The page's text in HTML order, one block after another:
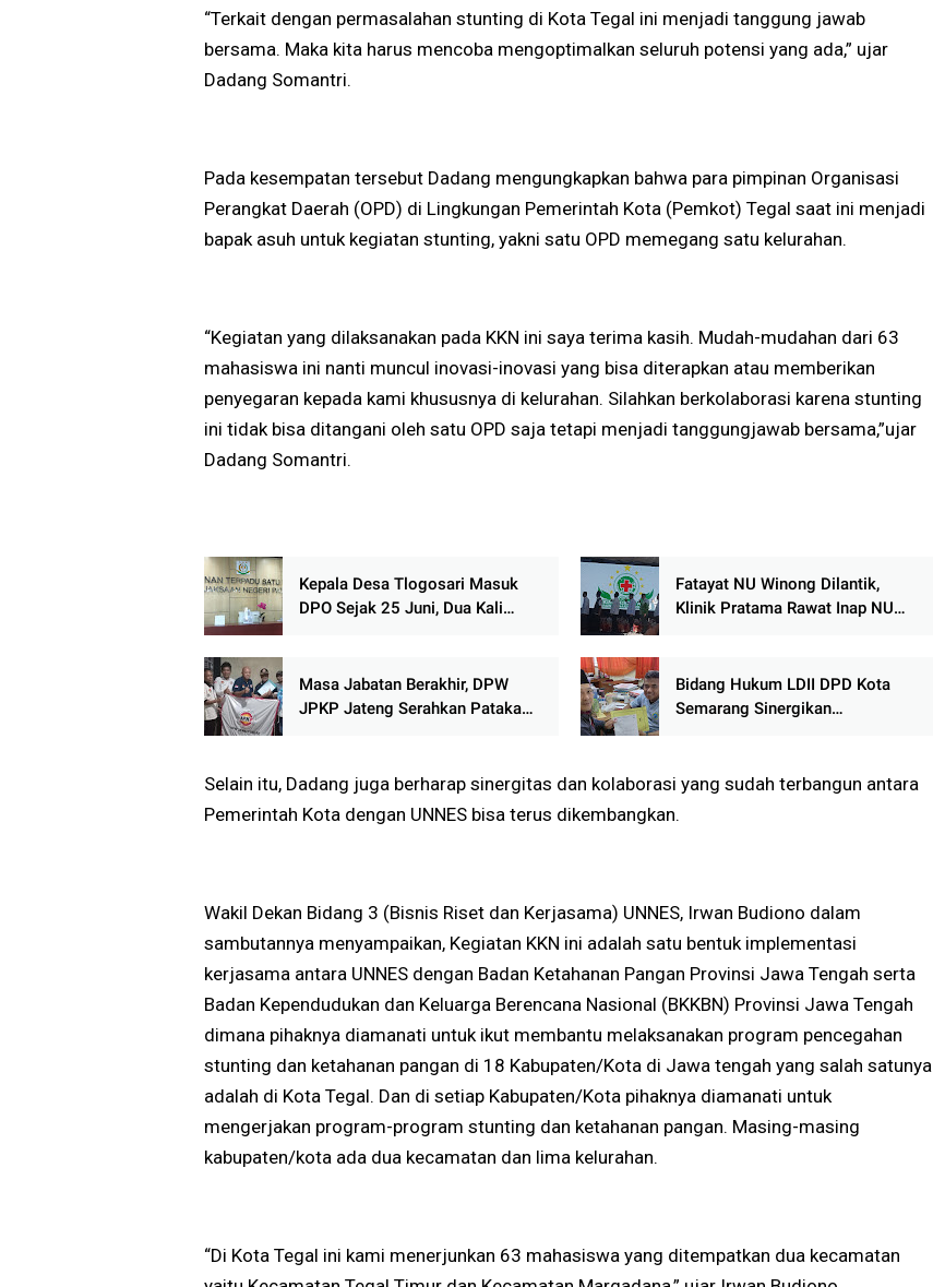
“Terkait dengan permasalahan stunting di Kota Tegal ini menjadi tanggung jawab
bersama. Maka kita harus mencoba mengoptimalkan seluruh potensi yang ada,” ujar
Dadang Somantri.
Pada kesempatan tersebut Dadang mengungkapkan bahwa para pimpinan Organisasi
Perangkat Daerah (OPD) di Lingkungan Pemerintah Kota (Pemkot) Tegal saat ini menjadi
bapak asuh untuk kegiatan stunting, yakni satu OPD memegang satu kelurahan.
“Kegiatan yang dilaksanakan pada KKN ini saya terima kasih. Mudah-mudahan dari 63
mahasiswa ini nanti muncul inovasi-inovasi yang bisa diterapkan atau memberikan
penyegaran kepada kami khususnya di kelurahan. Silahkan berkolaborasi karena stunting
ini tidak bisa ditangani oleh satu OPD saja tetapi menjadi tanggungjawab bersama,”ujar
Dadang Somantri.
Kepala Desa Tlogosari Masuk
DPO Sejak 25 Juni, Dua Kali
Fatayat NU Winong Dilantik,
Klinik Pratama Rawat Inap NU
Masa Jabatan Berakhir, DPW
JPKP Jateng Serahkan Pataka
Bidang Hukum LDII DPD Kota
Semarang Sinergikan
Selain itu, Dadang juga berharap sinergitas dan kolaborasi yang sudah terbangun antara
Pemerintah Kota dengan UNNES bisa terus dikembangkan.
Wakil Dekan Bidang 3 (Bisnis Riset dan Kerjasama) UNNES, Irwan Budiono dalam
sambutannya menyampaikan, Kegiatan KKN ini adalah satu bentuk implementasi
kerjasama antara UNNES dengan Badan Ketahanan Pangan Provinsi Jawa Tengah serta
Badan Kependudukan dan Keluarga Berencana Nasional (BKKBN) Provinsi Jawa Tengah
dimana pihaknya diamanati untuk ikut membantu melaksanakan program pencegahan
stunting dan ketahanan pangan di 18 Kabupaten/Kota di Jawa tengah yang salah satunya
adalah di Kota Tegal. Dan di setiap Kabupaten/Kota pihaknya diamanati untuk
mengerjakan program-program stunting dan ketahanan pangan. Masing-masing
kabupaten/kota ada dua kecamatan dan lima kelurahan.
“Di Kota Tegal ini kami menerjunkan 63 mahasiswa yang ditempatkan dua kecamatan